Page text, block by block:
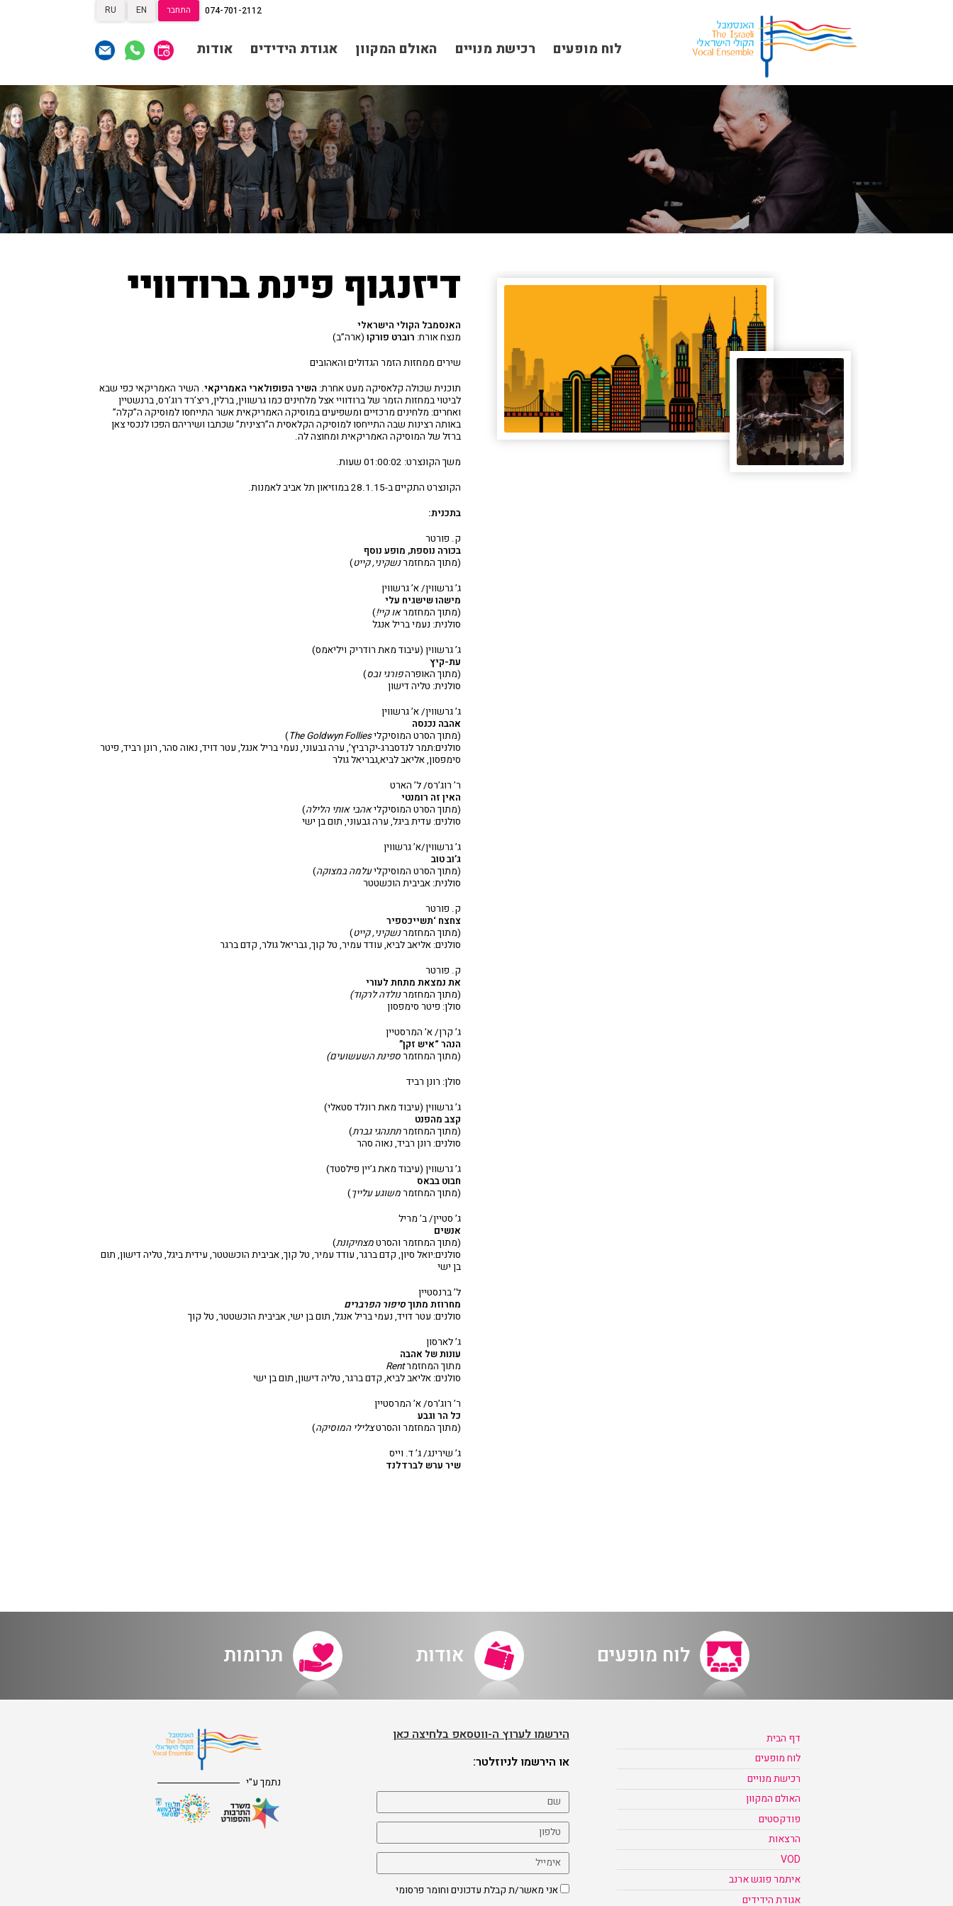
הצטרפות לאגודת הידידים
אגודת הידידים
רכישת מנוייםשידור ישיר
VODצור קשראודות
מאחורי הקולות
הקסם מאחורי הקולות
החשבון שלי הזמנה
התחבר EN
RU
פוגש ארנב
תרומות תרומות
הצטרפות לאגודת הידידים
אגודת הידידים
רכישת מנוייםשידור ישיר
מאחורי הקולות
תקנון האתר
074-701-2112
לוח מופעים רכישת מנויים האולם המקוון אגודת הידידים אודות
דיזנגוף פינת ברודוויי
האנסמבל הקולי הישראלי
מנצח אורח: רוברט פורקו(ארה”ב)
שירים ממחזות הזמר הגדולים והאהובים
תוכנית שכולה קלאסיקה מעט אחרת: השיר הפופולארי האמריקאי. השיר האמריקאי כפי שבא
לביטוי במחזות הזמר של ברודוויי אצל מלחינים כמו גרשווין, ברלין, ריצ’רד רוג’רס, ברנשטיין
ואחרים: מלחינים מרכזיים ומשפיעים במוסיקה האמריקאית אשר התייחסו למוסיקה ה”קלה”
באותה רצינות שבה התייחסו למוסיקה הקלאסית ה”רצינית” שכתבו ושיריהם הפכו לנכסי צאן
ברזל של המוסיקה האמריקאית ומחוצה לה.
משך הקונצרט: 01:00:02 שעות.
הקונצרט התקיים ב-28.1.15 במוזיאון תל אביב לאמנות.
בתכנית:
ק. פורטר
בכורה נוספת, מופע נוסף
(מתוך המחזמרנשקיני, קייט)
ג’ גרשווין/ א’ גרשווין
מישהו שישגיח עלי
(מתוך המחזמראו קיי!)
סולנית: נעמי בריל אנגל
ג’ גרשווין (עיבוד מאת רודריק ויליאמס)
עת-קיץ
(מתוך האופרהפורגי ובס)
סולנית: טליה דישון
ג’ גרשווין/ א’ גרשווין
אהבה נכנסה
(מתוך הסרט המוסיקליThe Goldwyn Follies
)
סולנים:תמר לנדסברג-יקרביץ’, ערה גבעוני, נעמי בריל אנגל, עטר דויד, נאוה סהר, רונן רביד, פיטר
סימפסון, אליאב לביא,גבריאל גולר
ר’ רוג’רס/ ל’ הארט
האין זה רומנטי
(מתוך הסרט המוסיקליאהבי אותי הלילה)
סולנים: עדית ביגל, ערה גבעוני, תום בן ישי
ג’ גרשווין/א’ גרשווין
ג’וב טוב
(מתוך הסרט המוסיקליעלמה במצוקה)
סולנית: אביבית הוכשטטר
ק. פורטר
צחצח ‘תשייכספיר
(מתוך המחזמרנשקיני, קייט)
סולנים: אליאב לביא, עודד עמיר, טל קוך, גבריאל גולר, קדם ברגר
ק. פורטר
את נמצאת מתחת לעורי
(מתוך המחזמרנולדה לרקוד)
סולן: פיטר סימפסון
ג’ קרן/ א’ המרסטיין
הנהר “איש זקן”
(מתוך המחזמרספינת השעשועים)
סולן: רונן רביד
ג’ גרשווין (עיבוד מאת רונלד סטאלי)
קצב מהפנט
(מתוך המחזמרתתנהגי גברת)
סולנים: רונן רביד, נאוה סהר
ג’ גרשווין (עיבוד מאת ג’יין פילסטד)
חבוט בבאס
(מתוך המחזמרמשוגע עלייך)
ג’ סטיין/ ב’ מריל
אנשים
(מתוך המחזמר והסרטמצחיקונת)
סולנים:יואל סיון, קדם ברגר, עודד עמיר, טל קוך, אביבית הוכשטטר, עידית ביגל, טליה דישון, תום
בן ישי
ל’ ברנסטיין
מחרוזת מתוךסיפור הפרברים
סולנים: עטר דויד, נעמי בריל אנגל, תום בן ישי, אביבית הוכשטטר, טל קוך
ג’ לארסון
עונות של אהבה
מתוך המחזמרRent
סולנים: אליאב לביא, קדם ברגר, טליה דישון, תום בן ישי
ר’ רוג’רס/ א’ המרסטיין
כל הר וגבע
(מתוך המחזמר והסרטצלילי המוסיקה)
ג’ שירינג/ ג’ ד. וייס
שיר ערש לברדלנד
לוח מופעים אודות תרומות
דף הבית
לוח מופעים
רכישת מנויים
האולם המקוון
פודקסטים
הרצאות
VOD
איתמר פוגש ארנב
אגודת הידידים
הירשמו לערוץ ה-ווטסאפ בלחיצה כאן
או הירשמו לניוזלטר:
אני מאשר/ת קבלת עדכונים וחומר פרסומי
נתמך ע"י